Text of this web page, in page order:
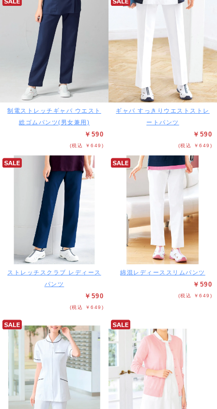
制電ストレッチギャバ ウエスト
総ゴムパンツ(男女兼用)
￥590
(税込 ￥649)
ギャバ すっきりウエストストレ
ートパンツ
￥590
(税込 ￥649)
ストレッチスクラブ レディース
パンツ
￥590
(税込 ￥649)
綿混レディーススリムパンツ
￥590
(税込 ￥649)